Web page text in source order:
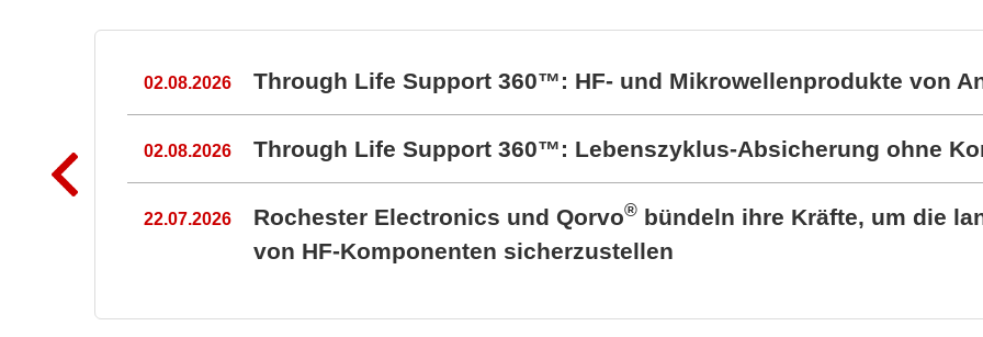
02.08.2026 Through Life Support 360™: HF- und Mikrowellenprodukte von
02.08.2026 Through Life Support 360™: Lebenszyklus-Absicherung ohne
22.07.2026 Rochester Electronics und Qorvo® bündeln ihre Kräfte, um die
von HF-Komponenten sicherzustellen